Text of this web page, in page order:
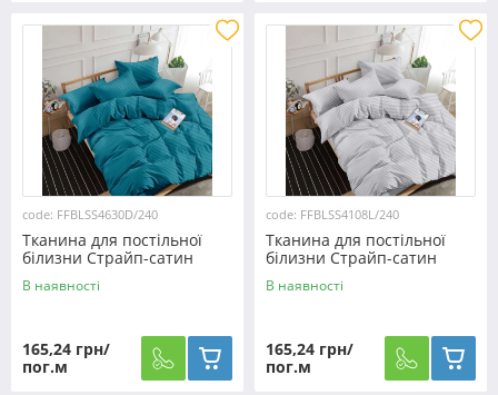
code: FFBLSS4630D/240
Тканина для постільної
білизни Страйп-сатин
SS4630D/240 (60м)
В наявності
165,24 грн/
пог.м
code: FFBLSS4108L/240
Тканина для постільної
білизни Страйп-сатин
SS4108L/240 (60м)
В наявності
165,24 грн/
пог.м